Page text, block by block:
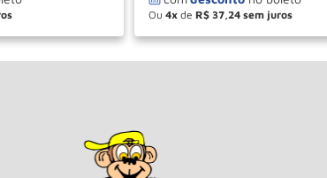
COMPRAR
Ou 4 de R$ 37,24
＋
－